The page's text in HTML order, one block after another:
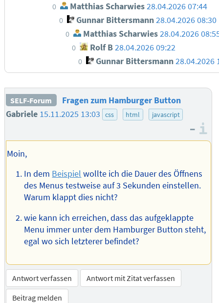
0 Matthias Scharwies28.04.2026 07:44
0 Gunnar Bittersmann28.04.2026 08:30
0 Matthias Scharwies 28.04.2026
0 Rolf B 28.04.2026 09:22
0 Gunnar Bittersmann28.04.2026
SELF-Forum
Fragen zum Hamburger Button
Gabriele 15.11.2025 13:03 css html javascript
–
Moin,
In dem Beispiel wollte ich die Dauer des Öffnens
des Menus testweise auf 3 Sekunden einstellen.
Warum klappt dies nicht?
wie kann ich erreichen, dass das aufgeklappte
Menu immer unter dem Hamburger Button steht,
egal wo sich letzterer befindet?
Antwort verfassen
Antwort mit Zitat verfassen
Beitrag melden